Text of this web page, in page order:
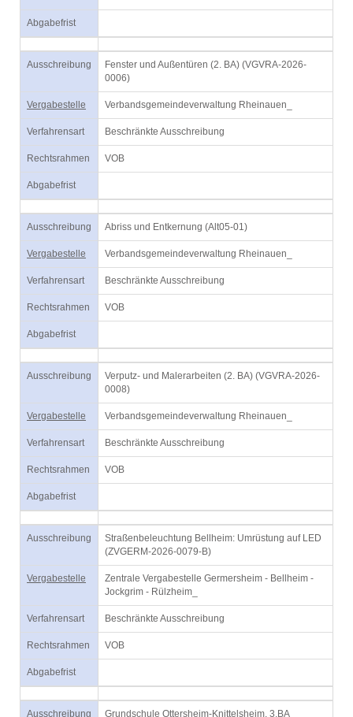
Abgabefrist
Ausschreibung
Fenster und Außentüren (2. BA) (VGVRA-2026-
0006)
Vergabestelle Verbandsgemeindeverwaltung Rheinauen_
Verfahrensart Beschränkte Ausschreibung
Rechtsrahmen VOB
Abgabefrist
Ausschreibung Abriss und Entkernung (Alt05-01)
Vergabestelle Verbandsgemeindeverwaltung Rheinauen_
Verfahrensart Beschränkte Ausschreibung
Rechtsrahmen VOB
Abgabefrist
Ausschreibung
Verputz- und Malerarbeiten (2. BA) (VGVRA-2026-
0008)
Vergabestelle Verbandsgemeindeverwaltung Rheinauen_
Verfahrensart Beschränkte Ausschreibung
Rechtsrahmen VOB
Abgabefrist
Ausschreibung
Straßenbeleuchtung Bellheim: Umrüstung auf LED
(ZVGERM-2026-0079-B)
Vergabestelle
Zentrale Vergabestelle Germersheim - Bellheim -
Jockgrim - Rülzheim_
Verfahrensart Beschränkte Ausschreibung
Rechtsrahmen VOB
Abgabefrist
Ausschreibung
Grundschule Ottersheim-Knittelsheim, 3.BA